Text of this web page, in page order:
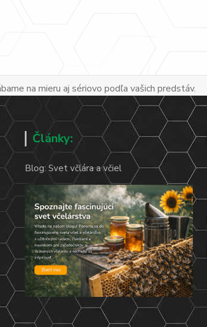
na mieru aj sériovo podľa vašich predstáv.
Články:
Blog: Svet včlára a včiel